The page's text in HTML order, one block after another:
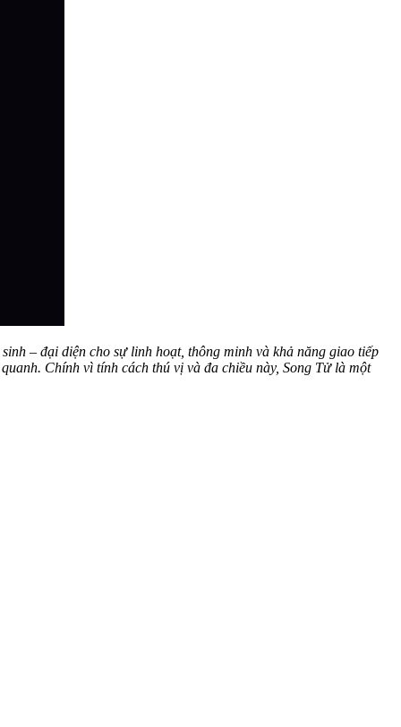
– đại diện cho sự linh hoạt, thông minh và khả năng giao tiếp
Chính vì tính cách thú vị và đa chiều này, Song Tử là một